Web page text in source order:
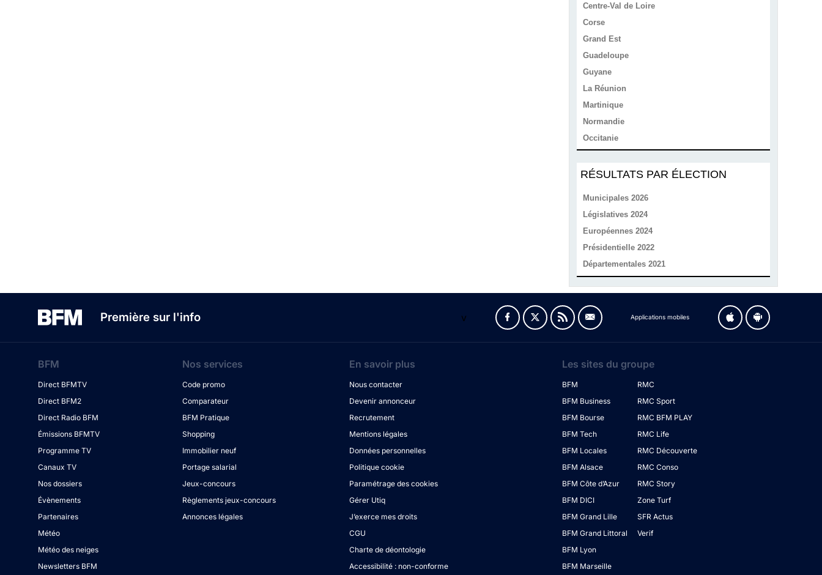
Centre-Val de Loire
Corse
Grand Est
Guadeloupe
Guyane
La Réunion
Martinique
Normandie
Occitanie
RÉSULTATS PAR ÉLECTION
Municipales 2026
Législatives 2024
Européennes 2024
Présidentielle 2022
Départementales 2021
Première sur l'info v Applications mobiles
BFM
Direct BFMTV
Direct BFM2
Direct Radio BFM
Émissions BFMTV
Programme TV
Canaux TV
Nos dossiers
Évènements
Partenaires
Météo
Météo des neiges
Newsletters BFM
Nos services
Code promo
Comparateur
BFM Pratique
Shopping
Immobilier neuf
Portage salarial
Jeux-concours
Règlements jeux-concours
Annonces légales
En savoir plus
Nous contacter
Devenir annonceur
Recrutement
Mentions légales
Données personnelles
Politique cookie
Paramétrage des cookies
Gérer Utiq
J’exerce mes droits
CGU
Charte de déontologie
Accessibilité : non-conforme
Les sites du groupe
BFM
BFM Business
BFM Bourse
BFM Tech
BFM Locales
BFM Alsace
BFM Côte d’Azur
BFM DICI
BFM Grand Lille
BFM Grand Littoral
BFM Lyon
BFM Marseille
RMC
RMC Sport
RMC BFM PLAY
RMC Life
RMC Découverte
RMC Conso
RMC Story
Zone Turf
SFR Actus
Verif